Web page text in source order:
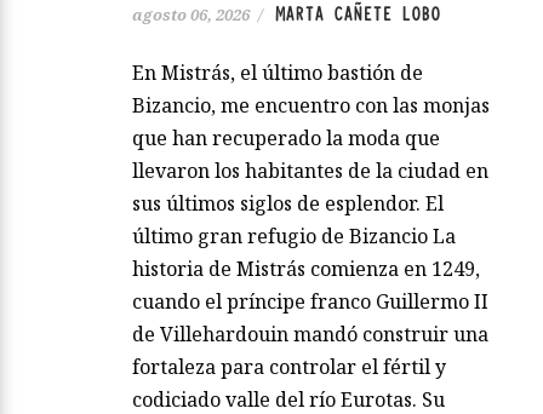
agosto 06, 2026 / MARTA CAÑETE LOBO
En Mistrás, el último bastión de
Bizancio, me encuentro con las monjas
que han recuperado la moda que
llevaron los habitantes de la ciudad en
sus últimos siglos de esplendor. El
último gran refugio de Bizancio La
historia de Mistrás comienza en 1249,
cuando el príncipe franco Guillermo II
de Villehardouin mandó construir una
fortaleza para controlar el fértil y
codiciado valle del río Eurotas. Su